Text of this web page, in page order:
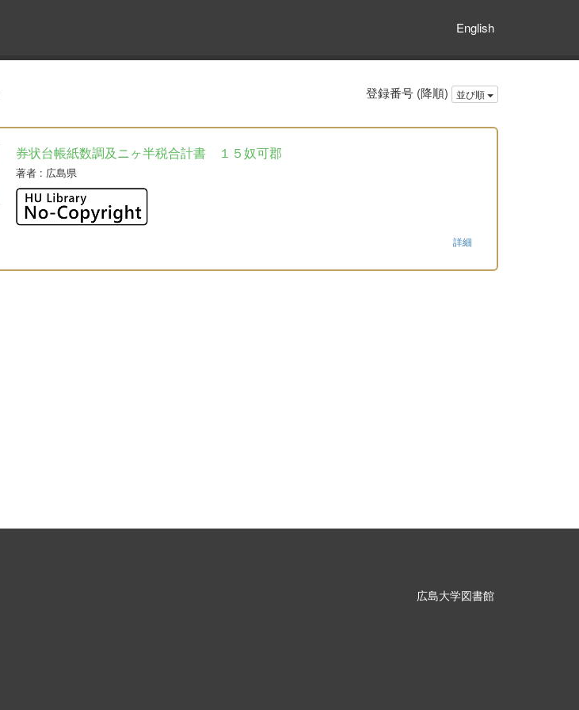
English
登録番号 (降順) 並び順
券状台帳紙数調及ニヶ半税合計書 １５奴可郡
著者: 広島県
詳細
広島大学図書館